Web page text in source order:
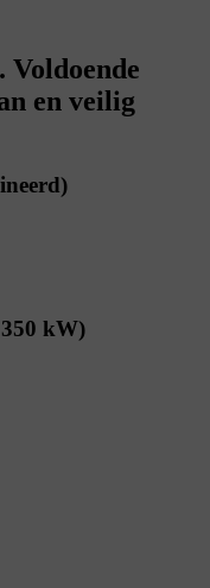
en veilig
kW)